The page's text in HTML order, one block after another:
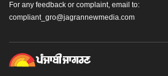
For any feedback or complaint, email to:
compliant_gro@jagrannewmedia.com